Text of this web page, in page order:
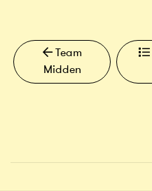
Team
Midden